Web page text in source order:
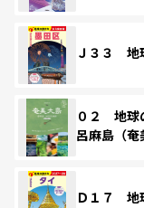
Ｊ３３ 地
０２ 地
呂麻島（
Ｄ１７ 地